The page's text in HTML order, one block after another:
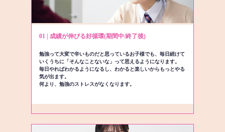
01 | 成績が伸びる好循環(期間中/終了後)
勉強って大変で辛いものだと思っているお子様でも、毎日続けて
いくうちに「そんなことないな」って思えるようになります。
毎日やればわかるようになるし、わかると楽しいからもっとやる
気が出ます。
何より、勉強のストレスがなくなります。